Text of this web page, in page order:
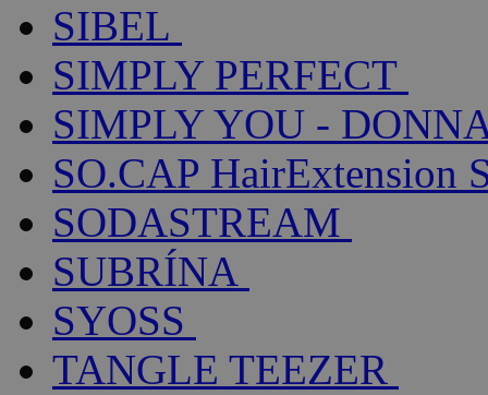
SIBEL
SIMPLY PERFECT
SIMPLY YOU -
SO.CAP HairExtension
SODASTREAM
SUBRÍNA
SYOSS
TANGLE TEEZER